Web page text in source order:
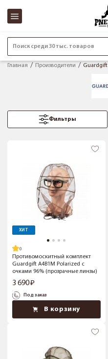
Поиск среди 30 тыс. товаров
Главная Производители Guardgift
Фильтры
ХИТ
Противомоскитный комплект
Guardgift А4В1М Polarized с
очками 96% (прозрачные линзы)
3 690
Под заказ
В корзину